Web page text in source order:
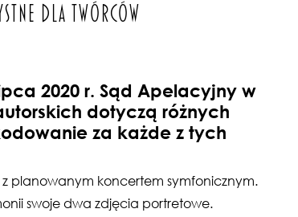
DLA TWÓRCÓW
2020 r. Sąd Apelacyjny w
dotyczą różnych
za każde z tych
planowanym koncertem symfonicznym.
swoje dwa zdjęcia portretowe.